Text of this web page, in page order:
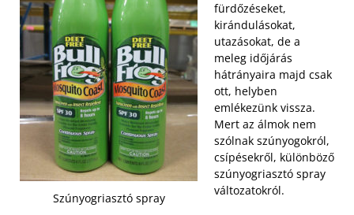
Szúnyogriasztó spray
fürdőzéseket,
kirándulásokat,
utazásokat, de a
meleg időjárás
hátrányaira majd csak
ott, helyben
emlékezünk vissza.
Mert az álmok nem
szólnak szúnyogokról,
csípésekről, különböző
szúnyogriasztó spray
változatokról.